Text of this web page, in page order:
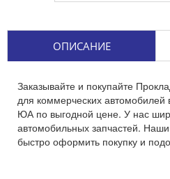
ОПИСАНИЕ
Заказывайте и покупайте
для коммерческих автомобилей
ЮА по выгодной цене. У нас
автомобильных запчастей.
быстро оформить покупку и